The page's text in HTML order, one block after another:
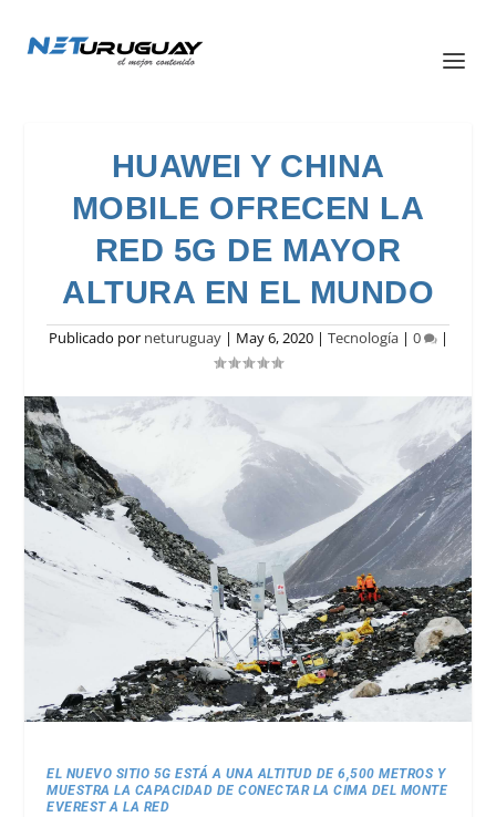
HUAWEI Y CHINA
MOBILE OFRECEN LA
RED 5G DE MAYOR
ALTURA EN EL MUNDO
Publicado por neturuguay| May 6, 2020| Tecnología| 0 |
EL NUEVO SITIO 5G ESTÁ A UNA ALTITUD DE 6,500 METROS Y
MUESTRA LA CAPACIDAD DE CONECTAR LA CIMA DEL MONTE
EVEREST A LA RED